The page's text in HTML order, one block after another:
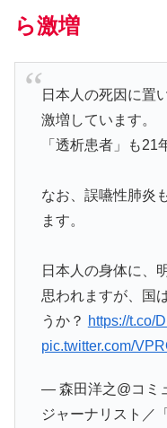
ら激増
日本人の死因に置
激増しています。
「透析患者」も21
なお、誤嚥性肺炎
ます。
日本人の身体に、
思われますが、国
うか？ https://t.co/
pic.twitter.com/
— 森田洋之@コミ
ジャーナリスト／